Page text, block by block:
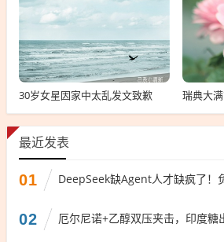
30岁女星因家中太乱发文致歉 瑞典大
最近发表
01 DeepSeek缺Agent人才缺疯了！
02 厄尔尼诺+乙醇双压夹击，印度糖